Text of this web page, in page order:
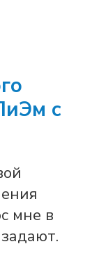
с
мне в